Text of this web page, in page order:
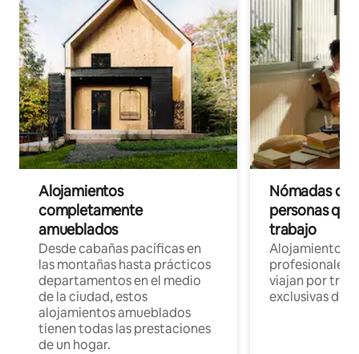
Alojamientos
completamente
amueblados
Desde cabañas pacíficas en
las montañas hasta prácticos
departamentos en el medio
de la ciudad, estos
alojamientos amueblados
tienen todas las prestaciones
de un hogar.
Nómadas
personas
trabajo
Alojamientos
profesionales
viajan por
exclusivas de